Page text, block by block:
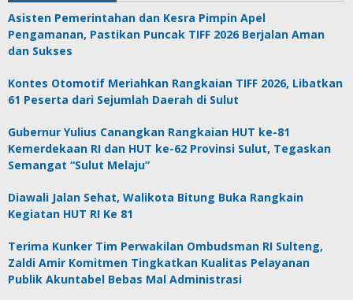
Asisten Pemerintahan dan Kesra Pimpin Apel
Pengamanan, Pastikan Puncak TIFF 2026 Berjalan Aman
dan Sukses
Kontes Otomotif Meriahkan Rangkaian TIFF 2026, Libatkan
61 Peserta dari Sejumlah Daerah di Sulut
Gubernur Yulius Canangkan Rangkaian HUT ke-81
Kemerdekaan RI dan HUT ke-62 Provinsi Sulut, Tegaskan
Semangat “Sulut Melaju”
Diawali Jalan Sehat, Walikota Bitung Buka Rangkain
Kegiatan HUT RI Ke 81
Terima Kunker Tim Perwakilan Ombudsman RI Sulteng,
Zaldi Amir Komitmen Tingkatkan Kualitas Pelayanan
Publik Akuntabel Bebas Mal Administrasi